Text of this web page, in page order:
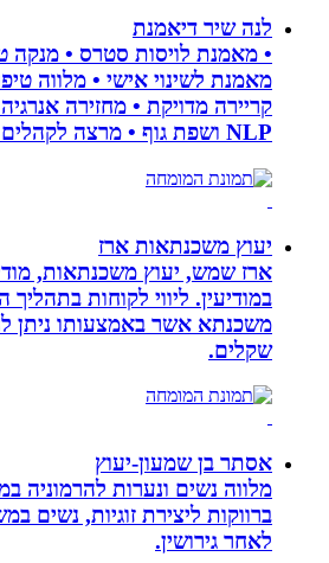
לנה שיר דיאמנת
• מאמנת לויסות סטרס • מנקה
מאמנת לשינוי אישי • מלווה
קריירה מדויקת • מחזירה אנרגיה
NLP ושפת גוף • מרצה לקהלים שונים
יעוץ משכנתאות ארז
ארז שמש, יעוץ משכנתאות,
במודיעין. ליווי לקוחות בתהליך
משכנתא אשר באמצעותו ניתן
שקלים.
אסתר בן שמעון-יעוץ
מלווה נשים ונערות להרמוניה
ברווקות ליצירת זוגיות, נשים
לאחר גירושין.